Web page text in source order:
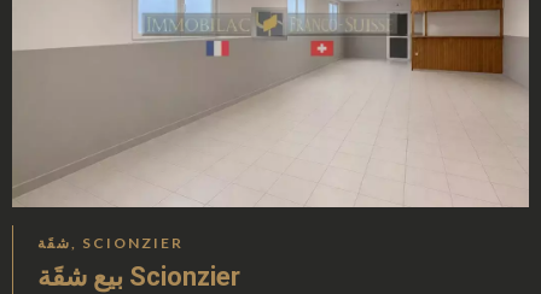
شقَة, SCIONZIER
بيع شقَة Scionzier